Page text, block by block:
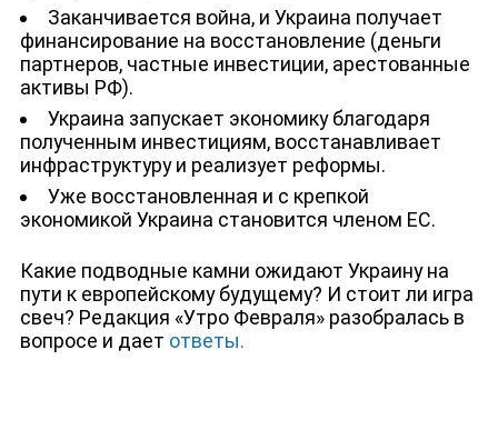
ДЕПУТАТЫ К СЪЕЗДУ
Заканчивается война, и Украина получает
финансирование на восстановление (деньги
партнеров, частные инвестиции, арестованные
активы РФ).
Украина запускает экономику благодаря
полученным инвестициям, восстанавливает
инфраструктуру и реализует реформы.
Уже восстановленная и с крепкой
экономикой Украина становится членом ЕС.
Какие подводные камни ожидают Украину на
пути к европейскому будущему? И стоит ли игра
свеч? Редакция «Утро Февраля» разобралась в
вопросе и дает ответы.